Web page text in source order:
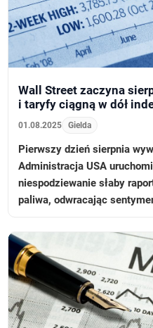
Wall Street zaczyna
i taryfy ciągną w dół
01.08.2025 Gielda
Pierwszy dzień sierpnia
Administracja USA
niespodziewanie słaby
paliwa, odwracając